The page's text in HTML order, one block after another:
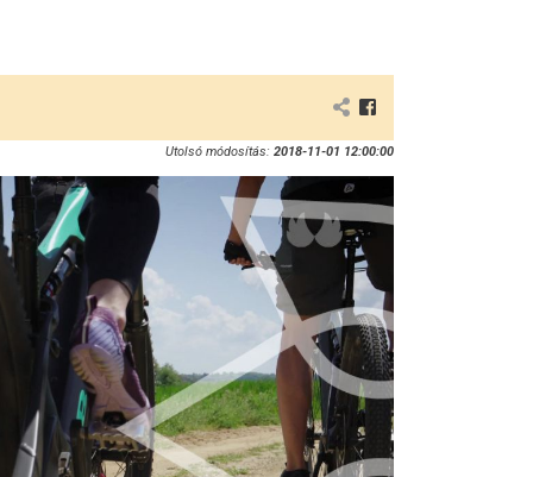
Utolsó módosítás: 2018-11-01 12:00:00